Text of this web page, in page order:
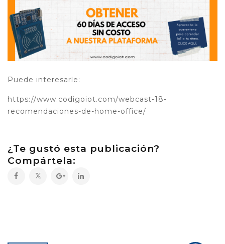
Puede interesarle:
https://www.codigoiot.com/webcast-18-
recomendaciones-de-home-office/
¿Te gustó esta publicación?
Compártela: